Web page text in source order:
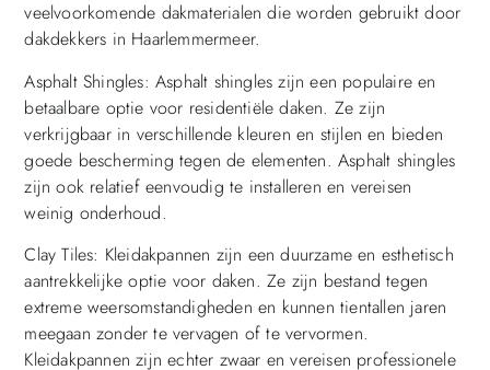
veelvoorkomende dakmaterialen die worden gebruikt door
dakdekkers in Haarlemmermeer.
Asphalt Shingles: Asphalt shingles zijn een populaire en
betaalbare optie voor residentiële daken. Ze zijn
verkrijgbaar in verschillende kleuren en stijlen en bieden
goede bescherming tegen de elementen. Asphalt shingles
zijn ook relatief eenvoudig te installeren en vereisen
weinig onderhoud.
Clay Tiles: Kleidakpannen zijn een duurzame en esthetisch
aantrekkelijke optie voor daken. Ze zijn bestand tegen
extreme weersomstandigheden en kunnen tientallen jaren
meegaan zonder te vervagen of te vervormen.
Kleidakpannen zijn echter zwaar en vereisen professionele